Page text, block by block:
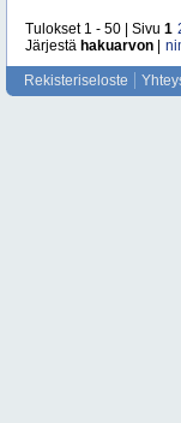
Tulokset 1 - 50 | Sivu 1
Järjestä hakuarvon
Rekisteriseloste